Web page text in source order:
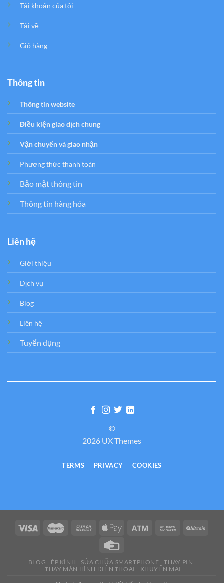
Tải khoản của tôi
Tải về
Giỏ hàng
Thông tin
Thông tin website
Điều kiện giao dịch chung
Vận chuyển và giao nhận
Phương thức thanh toán
Bảo mật thông tin
Thông tin hàng hóa
Liên hệ
Giới thiệu
Dịch vụ
Blog
Liên hệ
Tuyển dụng
©
2026 UX Themes
TERMS PRIVACY COOKIES
BLOG ÉP KÍNH SỬA CHỮA SMARTPHONE
THAY PIN
THAY MÀN HÌNH ĐIỆN THOẠI
KHUYẾN MẠI